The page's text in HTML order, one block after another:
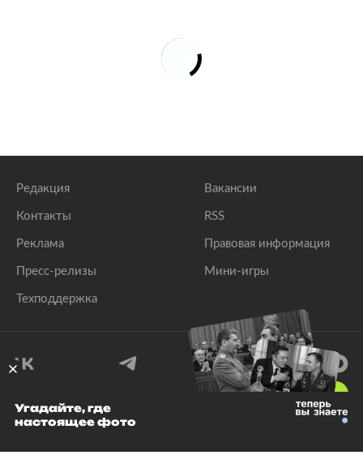
Редакция
Контакты
Реклама
Пресс-релизы
Техподдержка
Вакансии
RSS
Правовая информация
Мини-игры
© 1999–2026 Все права защищены.
Угадайте, где
настоящее фото